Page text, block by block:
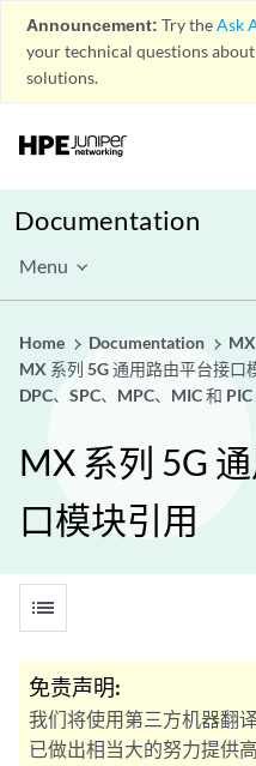
Announcement: Try theAsk
your technical questions
solutions.
Documentation
Menu
Home Documentation
MX 系列 5G 通用路由平台接口
DPC、SPC、MPC、MIC 和
MX 系列 5G
口模块引用
list
免责声明:
我们将使用第三方机器翻
已做出相当大的努力提供